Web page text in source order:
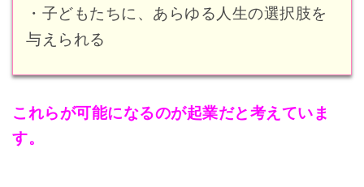
・子どもたちに、あらゆる人生の選択肢を
与えられる
これらが可能になるのが起業だと考えていま
す。